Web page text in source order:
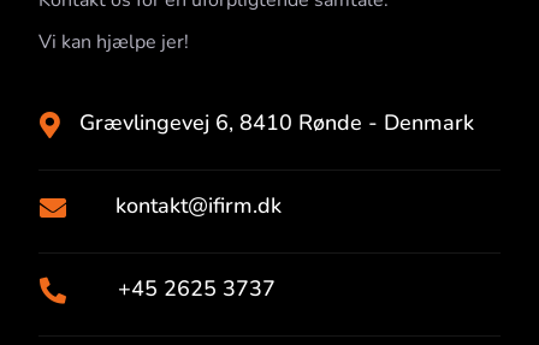
Vi kan hjælpe jer!
 Grævlingevej 6, 8410 Rønde - Denmark
 kontakt@ifirm.dk
 +45 2625 3737